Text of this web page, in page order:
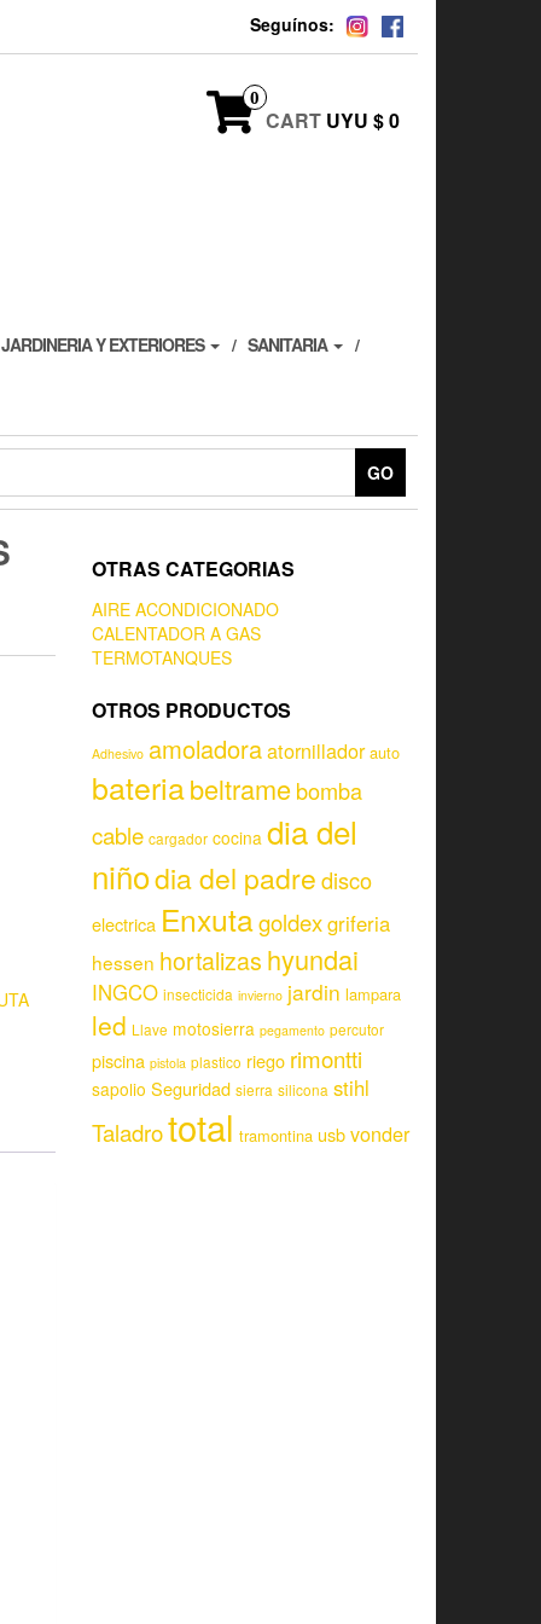
Seguínos:
0
CART UYU $ 0
JARDINERIA Y EXTERIORES SANITARIA
GO
OTRAS CATEGORIAS
AIRE ACONDICIONADO
CALENTADOR A GAS
TERMOTANQUES
OTROS PRODUCTOS
Adhesivo amoladoraatornillador auto
bateriabeltramebomba
cable cargador cocina dia del
niñodia del padredisco
electrica Enxutagoldexgriferia
hessen hortalizas hyundai
INGCO insecticida invierno jardin lampara
led Llave motosierra pegamento percutor
piscina pistola plastico riego rimontti
sapolio Seguridad sierra silicona stihl
Taladrototal tramontina usbvonder